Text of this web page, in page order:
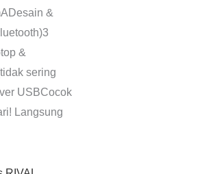
&
&
sering
USBCocok
Langsung